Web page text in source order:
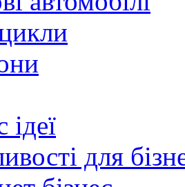
ідеї
для